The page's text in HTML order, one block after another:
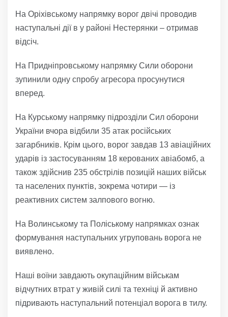
На Оріхівському напрямку ворог двічі проводив
наступальні дії в у районі Нестерянки – отримав
відсіч.
На Придніпровському напрямку Сили оборони
зупинили одну спробу агресора просунутися
вперед.
На Курському напрямку підрозділи Сил оборони
України вчора відбили 35 атак російських
загарбників. Крім цього, ворог завдав 13 авіаційних
ударів із застосуванням 18 керованих авіабомб, а
також здійснив 235 обстрілів позицій наших військ
та населених пунктів, зокрема чотири — із
реактивних систем залпового вогню.
На Волинському та Поліському напрямках ознак
формування наступальних угруповань ворога не
виявлено.
Наші воїни завдають окупаційним військам
відчутних втрат у живій силі та техніці й активно
підривають наступальний потенціал ворога в тилу.